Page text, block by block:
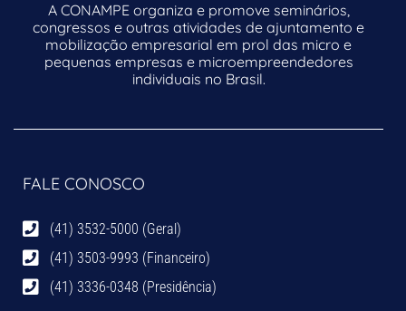
A CONAMPE organiza e promove seminários,
congressos e outras atividades de ajuntamento e
mobilização empresarial em prol das micro e
pequenas empresas e microempreendedores
individuais no Brasil.
FALE CONOSCO
(41) 3532-5000 (Geral)
(41) 3503-9993 (Financeiro)
(41) 3336-0348 (Presidência)